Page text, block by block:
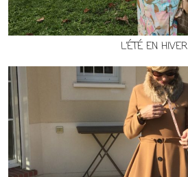
L’ÉTÉ EN HIVER